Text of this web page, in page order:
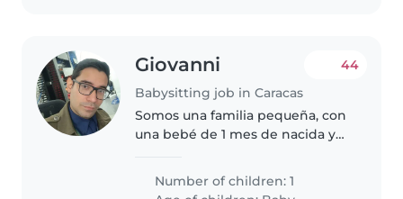
Giovanni
Babysitting job in Caracas
44
Somos una familia pequeña, con
una bebé de 1 mes de nacida y
y un perro muy educado, le
dedicamos tiempo full a la
Number of children: 1